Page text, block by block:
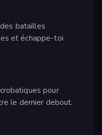
batailles
et échappe-toi
pour
le dernier debout.